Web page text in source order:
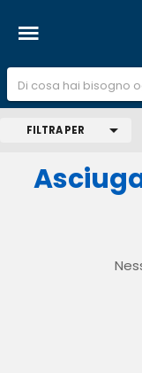
FILTRA PER